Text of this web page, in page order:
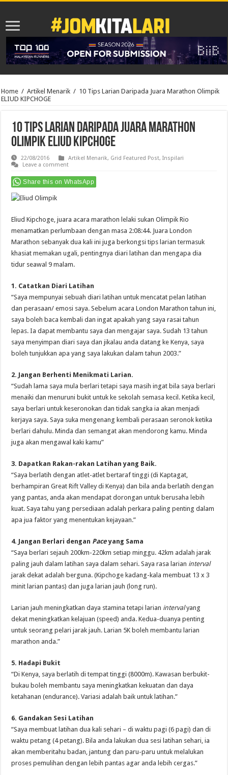
Home / Artikel Menarik / 10 Tips Larian Daripada Juara Marathon Olimpik
ELIUD KIPCHOGE
10 Tips Larian Daripada Juara Marathon
Olimpik ELIUD KIPCHOGE
22/08/2016 Artikel Menarik, Grid Featured Post,Inspilari
Leave a comment
Share this on WhatsApp
Eliud Kipchoge, juara acara marathon lelaki sukan Olimpik Rio
menamatkan perlumbaan dengan masa 2:08:44. Juara London
Marathon sebanyak dua kali ini juga berkongsi tips larian termasuk
khasiat memakan ugali, pentingnya diari latihan dan mengapa dia
tidur seawal 9 malam.
1. Catatkan Diari Latihan
“Saya mempunyai sebuah diari latihan untuk mencatat pelan latihan
dan perasaan/ emosi saya. Sebelum acara London Marathon tahun ini,
saya boleh baca kembali dan ingat apakah yang saya rasai tahun
lepas. Ia dapat membantu saya dan mengajar saya. Sudah 13 tahun
saya menyimpan diari saya dan jikalau anda datang ke Kenya, saya
boleh tunjukkan apa yang saya lakukan dalam tahun 2003.”
2. Jangan Berhenti Menikmati Larian.
“Sudah lama saya mula berlari tetapi saya masih ingat bila saya berlari
menaiki dan menuruni bukit untuk ke sekolah semasa kecil. Ketika kecil,
saya berlari untuk keseronokan dan tidak sangka ia akan menjadi
kerjaya saya. Saya suka mengenang kembali perasaan seronok ketika
berlari dahulu. Minda dan semangat akan mendorong kamu. Minda
juga akan mengawal kaki kamu”
3. Dapatkan Rakan-rakan Latihan yang Baik.
“Saya berlatih dengan atlet-atlet bertaraf tinggi (di Kaptagat,
berhampiran Great Rift Valley di Kenya) dan bila anda berlatih dengan
yang pantas, anda akan mendapat dorongan untuk berusaha lebih
kuat. Saya tahu yang persediaan adalah perkara paling penting dalam
apa jua faktor yang menentukan kejayaan.”
4. Jangan Berlari dengan Paceyang Sama
“Saya berlari sejauh 200km-220km setiap minggu. 42km adalah jarak
paling jauh dalam latihan saya dalam sehari. Saya rasa larian interval
jarak dekat adalah berguna. (Kipchoge kadang-kala membuat 13 x 3
minit larian pantas) dan juga larian jauh (long run).
Larian jauh meningkatkan daya stamina tetapi larian intervalyang
dekat meningkatkan kelajuan (speed) anda. Kedua-duanya penting
untuk seorang pelari jarak jauh. Larian 5K boleh membantu larian
marathon anda.”
5. Hadapi Bukit
“Di Kenya, saya berlatih di tempat tinggi (8000m). Kawasan berbukit-
bukau boleh membantu saya meningkatkan kekuatan dan daya
ketahanan (endurance). Variasi adalah baik untuk latihan.”
6. Gandakan Sesi Latihan
“Saya membuat latihan dua kali sehari – di waktu pagi (6 pagi) dan di
waktu petang (4 petang). Bila anda lakukan dua sesi latihan sehari, ia
akan memberitahu badan, jantung dan paru-paru untuk melalukan
proses pemulihan dengan lebih pantas agar anda lebih cergas.”